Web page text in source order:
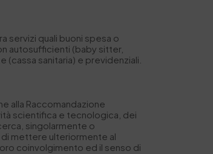
servizi quali buoni spesa o
autosufficienti (baby sitter,
sanitaria) e previdenziali.
alla Raccomandazione
scientifica e tecnologica, dei
singolarmente o
di mettere ulteriormente al
coinvolgimento ed il senso di